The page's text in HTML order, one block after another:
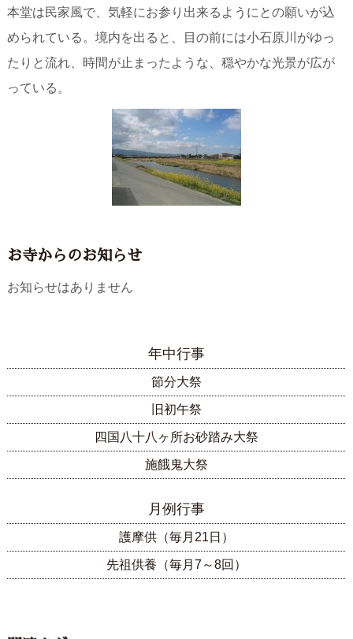
本堂は民家風で、気軽にお参り出来るようにとの願いが込
められている。境内を出ると、目の前には小石原川がゆっ
たりと流れ、時間が止まったような、穏やかな光景が広が
っている。
お寺からのお知らせ
お知らせはありません
年中行事
節分大祭
旧初午祭
四国八十八ヶ所お砂踏み大祭
施餓鬼大祭
月例行事
護摩供（毎月21日）
先祖供養（毎月7～8回）